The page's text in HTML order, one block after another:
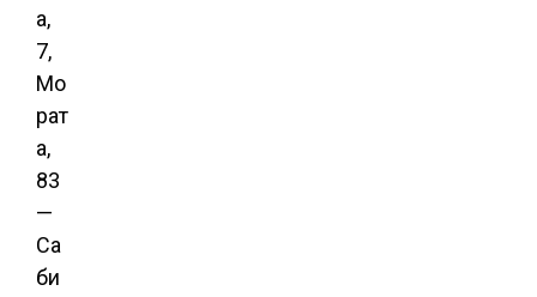
а,
7,
Мо
рат
а,
83
—
Са
би